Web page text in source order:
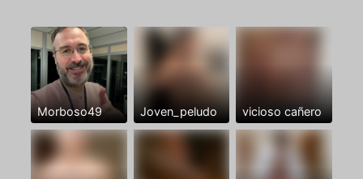
Morboso49 Joven_peludo vicioso cañero